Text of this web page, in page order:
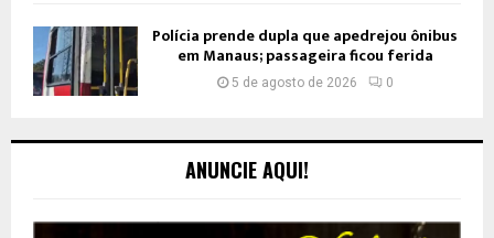
Polícia prende dupla que apedrejou ônibus
em Manaus; passageira ficou ferida
5 de agosto de 2026 0
ANUNCIE AQUI!